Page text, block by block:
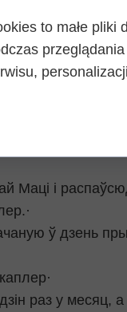
спазнае агню
Маці Божай,
і захоўвае
да
пастах,
Маці i
ў дзень
раз у месяц,
to małe pliki